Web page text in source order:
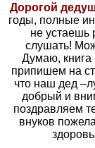
Дорогой
годы, полные
не устаешь
слушать!
Думаю, книга
припишем на
что наш дед
добрый и
поздравляем
внуков